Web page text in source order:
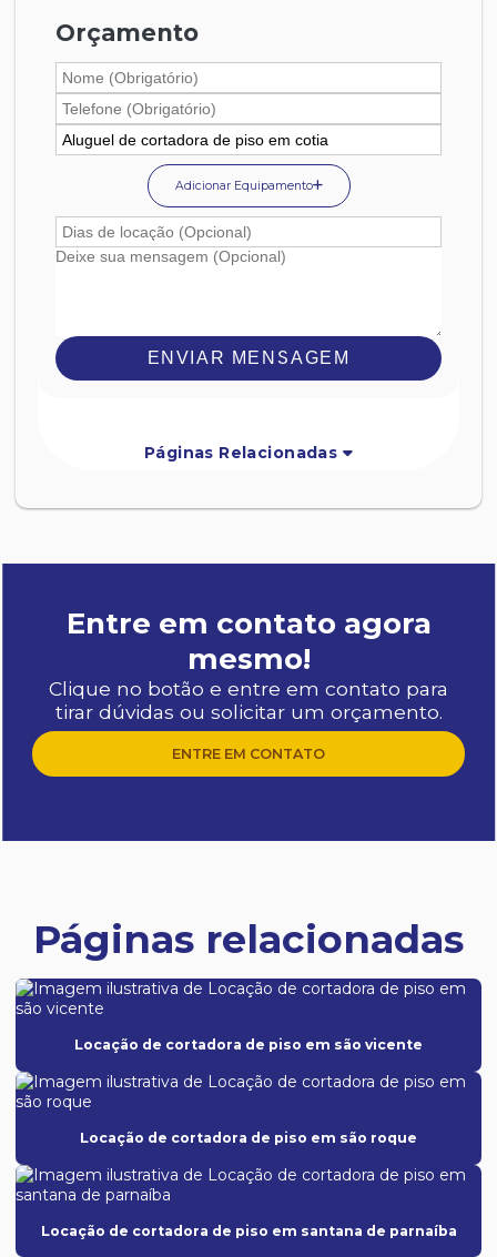
Orçamento
Adicionar Equipamento
ENVIAR MENSAGEM
Páginas Relacionadas
Entre em contato agora
mesmo!
Clique no botão e entre em contato para
tirar dúvidas ou solicitar um orçamento.
ENTRE EM CONTATO
Páginas relacionadas
Locação de cortadora de piso em são vicente
Locação de cortadora de piso em são roque
Locação de cortadora de piso em santana de parnaíba